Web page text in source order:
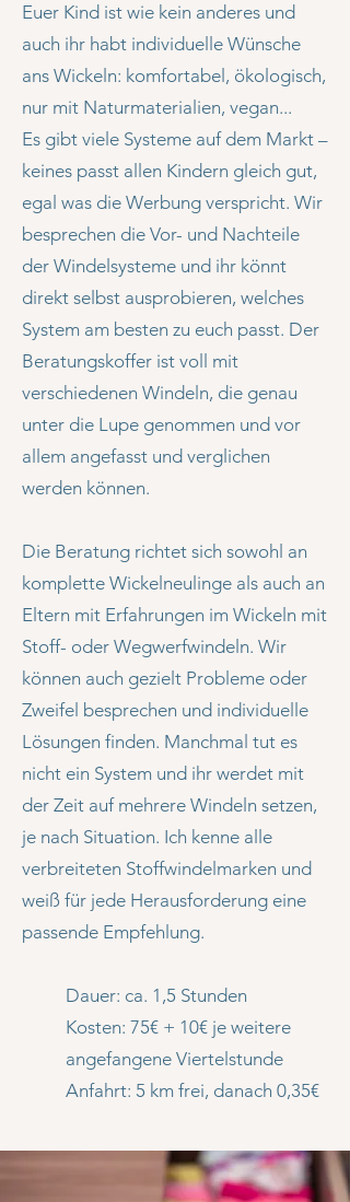
Euer Kind ist wie kein anderes und
auch ihr habt individuelle Wünsche
ans Wickeln: komfortabel, ökologisch,
nur mit Naturmaterialien, vegan...
Es gibt viele Systeme auf dem Markt –
keines passt allen Kindern gleich gut,
egal was die Werbung verspricht. Wir
besprechen die Vor- und Nachteile
der Windelsysteme und ihr könnt
direkt selbst ausprobieren, welches
System am besten zu euch passt. Der
Beratungskoffer ist voll mit
verschiedenen Windeln, die genau
unter die Lupe genommen und vor
allem angefasst und verglichen
werden können.
Die Beratung richtet sich sowohl an
komplette Wickelneulinge als auch an
Eltern mit Erfahrungen im Wickeln mit
Stoff- oder Wegwerfwindeln. Wir
können auch gezielt Probleme oder
Zweifel besprechen und individuelle
Lösungen finden. Manchmal tut es
nicht ein System und ihr werdet mit
der Zeit auf mehrere Windeln setzen,
je nach Situation. Ich kenne alle
verbreiteten Stoffwindelmarken und
weiß für jede Herausforderung eine
passende Empfehlung.
Dauer: ca. 1,5 Stunden
Kosten: 75€ + 10€ je weitere
angefangene Viertelstunde
Anfahrt: 5 km frei, danach 0,35€